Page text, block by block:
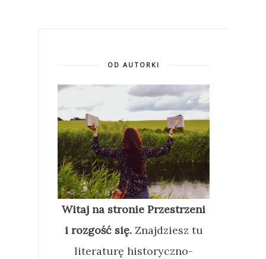
OD AUTORKI
Witaj na stronie Przestrzeni
i rozgość się. Znajdziesz tu
literaturę historyczno-